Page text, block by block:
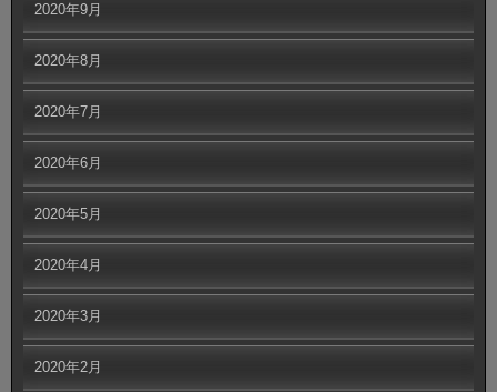
2020年9月
2020年8月
2020年7月
2020年6月
2020年5月
2020年4月
2020年3月
2020年2月